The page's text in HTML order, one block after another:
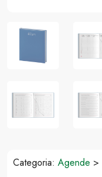
Categoria: Agende >